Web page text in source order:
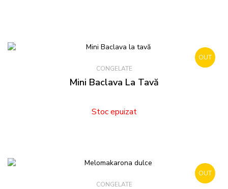
OUT
CONGELATE
Mini Baclava La Tavă
Stoc epuizat
OUT
CONGELATE